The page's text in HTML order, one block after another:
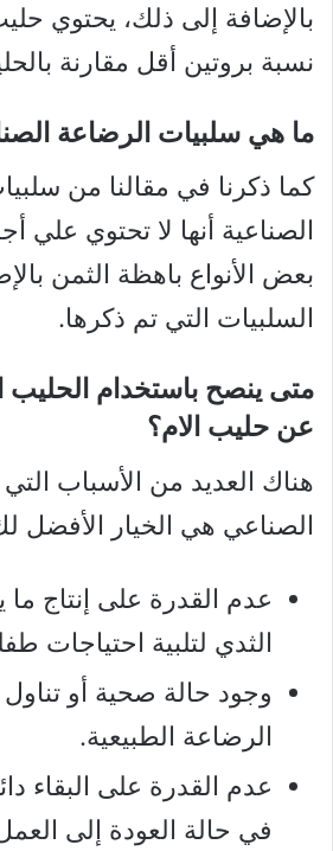
بالإضافة إلى ذلك، يحتوي
نسبة بروتين أقل مقارنة
ما هي سلبيات الرضاعة
كما ذكرنا في مقالنا من
الصناعية أنها لا تحتوي علي
بعض الأنواع باهظة الثمن
السلبيات التي تم ذكرها.
متى ينصح باستخدام الحليب
عن حليب الام؟
هناك العديد من الأسباب
الصناعي هي الخيار الأفضل
عدم القدرة على إنتاج
الثدي لتلبية احتياجات
وجود حالة صحية أو
الرضاعة الطبيعية.
عدم القدرة على البقاء
في حالة العودة إلى